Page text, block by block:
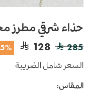
حذاء شرقي مطرز
285
128
55%
السعر شامل الضريبة
المقاس: